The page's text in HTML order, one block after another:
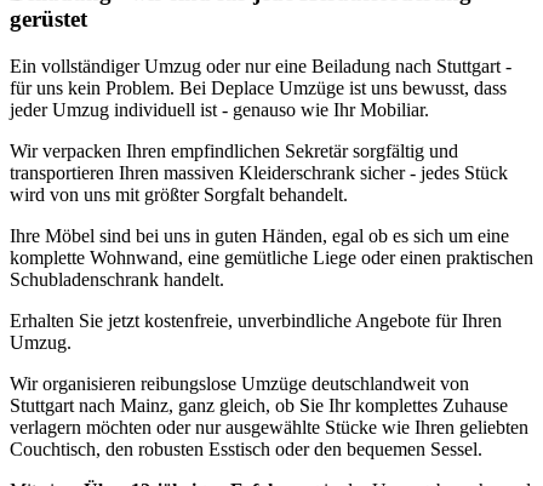
gerüstet
Ein vollständiger Umzug oder nur eine Beiladung nach Stuttgart -
für uns kein Problem. Bei Deplace Umzüge ist uns bewusst, dass
jeder Umzug individuell ist - genauso wie Ihr Mobiliar.
Wir verpacken Ihren empfindlichen Sekretär sorgfältig und
transportieren Ihren massiven Kleiderschrank sicher - jedes Stück
wird von uns mit größter Sorgfalt behandelt.
Ihre Möbel sind bei uns in guten Händen, egal ob es sich um eine
komplette Wohnwand, eine gemütliche Liege oder einen praktischen
Schubladenschrank handelt.
Erhalten Sie jetzt kostenfreie, unverbindliche Angebote für Ihren
Umzug.
Wir organisieren reibungslose Umzüge deutschlandweit von
Stuttgart nach Mainz, ganz gleich, ob Sie Ihr komplettes Zuhause
verlagern möchten oder nur ausgewählte Stücke wie Ihren geliebten
Couchtisch, den robusten Esstisch oder den bequemen Sessel.